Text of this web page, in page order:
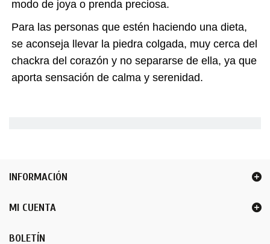
modo de joya o prenda preciosa.
Para las personas que estén haciendo una dieta,
se aconseja llevar la piedra colgada, muy cerca del
chackra del corazón y no separarse de ella, ya que
aporta sensación de calma y serenidad.
INFORMACIÓN
MI CUENTA
BOLETÍN